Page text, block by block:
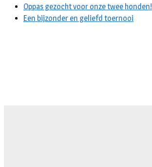
Oppas gezocht voor onze twee honden!
Een bijzonder en geliefd toernooi